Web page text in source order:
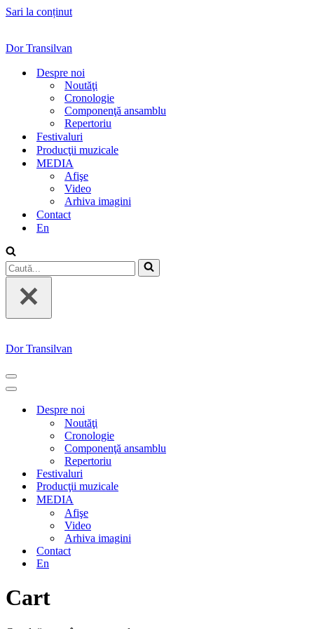
Sari la conținut
Dor Transilvan
Despre noi
Noutăţi
Cronologie
Componenţă ansamblu
Repertoriu
Festivaluri
Producţii muzicale
MEDIA
Afişe
Video
Arhiva imagini
Contact
En
Caută...
Dor Transilvan
MENIU
DE
NAVIGARE
MENIU
DE
NAVIGARE
Despre noi
Noutăţi
Cronologie
Componenţă ansamblu
Repertoriu
Festivaluri
Producţii muzicale
MEDIA
Afişe
Video
Arhiva imagini
Contact
En
Cart